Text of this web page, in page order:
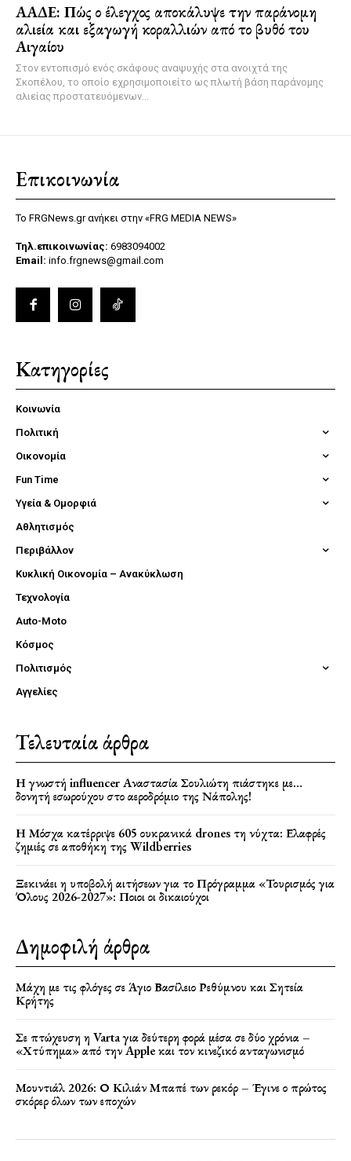
ΑΑΔΕ: Πώς ο έλεγχος αποκάλυψε την παράνομη
αλιεία και εξαγωγή κοραλλιών από το βυθό του
Αιγαίου
Στον εντοπισμό ενός σκάφους αναψυχής στα ανοιχτά της
Σκοπέλου, το οποίο εχρησιμοποιείτο ως πλωτή βάση παράνομης
αλιείας προστατευόμενων...
Επικοινωνία
Το FRGNews.gr ανήκει στην «FRG MEDIA NEWS»
Τηλ.επικοινωνίας: 6983094002
Email: info.frgnews@gmail.com
Κατηγορίες
Κοινωνία
Πολιτική
Οικονομία
Fun Time
Υγεία & Ομορφιά
Αθλητισμός
Περιβάλλον
Κυκλική Οικονομία – Ανακύκλωση
Τεχνολογία
Auto-Moto
Κόσμος
Πολιτισμός
Αγγελίες
Τελευταία άρθρα
Η γνωστή influencer Αναστασία Σουλιώτη πιάστηκε με…
δονητή εσωρούχου στο αεροδρόμιο της Νάπολης!
Η Μόσχα κατέρριψε 605 ουκρανικά drones τη νύχτα: Ελαφρές
ζημιές σε αποθήκη της Wildberries
Ξεκινάει η υποβολή αιτήσεων για το Πρόγραμμα «Τουρισμός για
Όλους 2026-2027»: Ποιοι οι δικαιούχοι
Δημοφιλή άρθρα
Μάχη με τις φλόγες σε Άγιο Βασίλειο Ρεθύμνου και Σητεία
Κρήτης
Σε πτώχευση η Varta για δεύτερη φορά μέσα σε δύο χρόνια –
«Χτύπημα» από την Apple και τον κινεζικό ανταγωνισμό
Μουντιάλ 2026: Ο Κιλιάν Μπαπέ των ρεκόρ – Έγινε ο πρώτος
σκόρερ όλων των εποχών